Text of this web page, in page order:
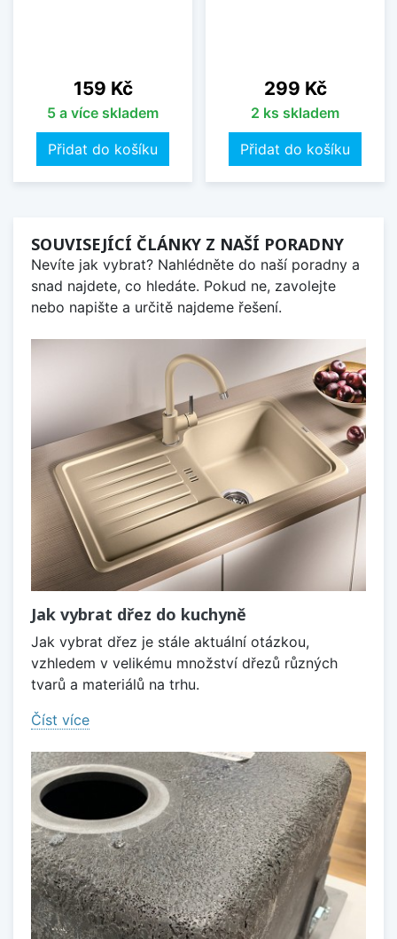
Cena
159 Kč
5 a více skladem
Přidat do košíku
Cena
299 Kč
2 ks skladem
Přidat do košíku
SOUVISEJÍCÍ ČLÁNKY Z NAŠÍ PORADNY
Nevíte jak vybrat? Nahlédněte do naší poradny a
snad najdete, co hledáte. Pokud ne, zavolejte
nebo napište a určitě najdeme řešení.
Jak vybrat dřez do kuchyně
Jak vybrat dřez je stále aktuální otázkou,
vzhledem v velikému množství dřezů různých
tvarů a materiálů na trhu.
Číst více